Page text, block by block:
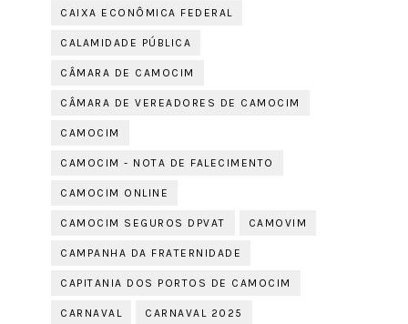
CAIXA ECONÔMICA FEDERAL
CALAMIDADE PÚBLICA
CÂMARA DE CAMOCIM
CÂMARA DE VEREADORES DE CAMOCIM
CAMOCIM
CAMOCIM - NOTA DE FALECIMENTO
CAMOCIM ONLINE
CAMOCIM SEGUROS DPVAT CAMOVIM
CAMPANHA DA FRATERNIDADE
CAPITANIA DOS PORTOS DE CAMOCIM
CARNAVAL CARNAVAL 2025